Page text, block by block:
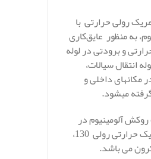
رولی حرارتی با
به منظور عایق‌کاری
و برودتی در لوله
انتقال سیالات،
مکانهای داخلی و
میشود.
آلومینیوم در
عایق الاستومریک حرارتی رولی 130،